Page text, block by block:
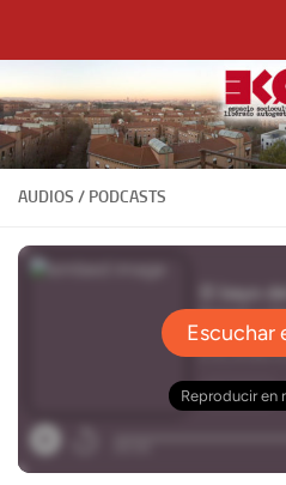
AUDIOS / PODCASTS